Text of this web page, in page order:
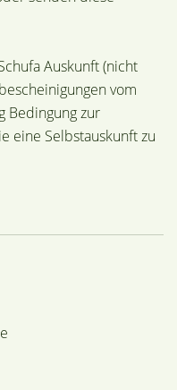
Auskunft (nicht
vom
Bedingung zur
eine Selbstauskunft zu